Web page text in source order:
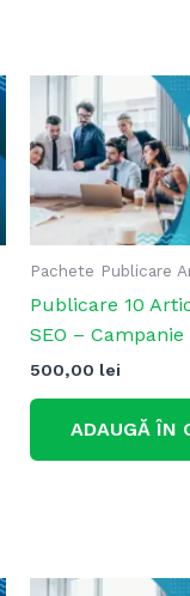
Pachete Publicare
Publicare 10
SEO – Campanie
500,00 lei
ADAUGĂ ÎN